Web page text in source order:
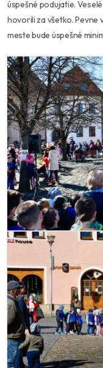
úspešné podujatie.
hovorili za všetko. Pevne
meste bude úspešné